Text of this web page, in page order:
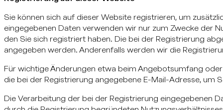
Sie können sich auf dieser Website registrieren, um
eingegebenen Daten verwenden wir nur zum Zwecke der
den Sie sich registriert haben. Die bei der Registrierung
angegeben werden. Anderenfalls werden wir die
Für wichtige Änderungen etwa beim Angebotsumfang
die bei der Registrierung angegebene E-Mail-Adresse, um
Die Verarbeitung der bei der Registrierung eingegebenen